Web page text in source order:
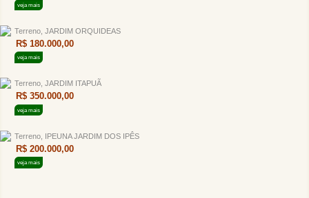
veja mais
Terreno, JARDIM ORQUIDEAS
R$ 180.000,00
veja mais
Terreno, JARDIM ITAPUÃ
R$ 350.000,00
veja mais
Terreno, IPEUNA JARDIM DOS IPÊS
R$ 200.000,00
veja mais